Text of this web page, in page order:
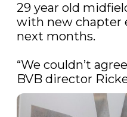
29 year old
with new chapter
next months.
“We couldn’t
BVB director